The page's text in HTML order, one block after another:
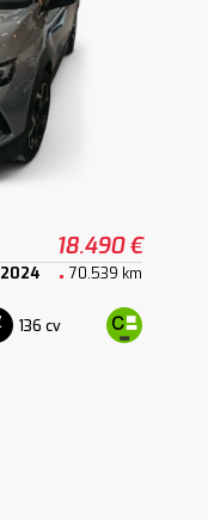
18.490 €
2024 70.539 km
136 cv